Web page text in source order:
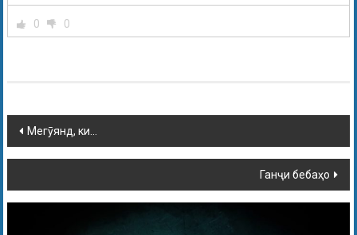
0 0
Мегӯянд, ки…
Ганҷи бебаҳо